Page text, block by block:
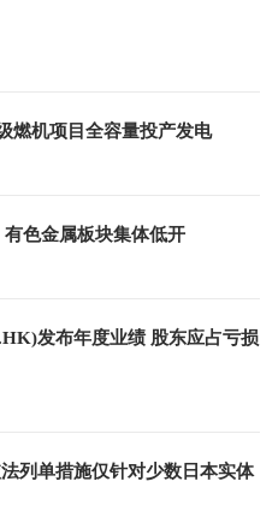
燃机项目全容量投产发电
色金属板块集体低开
发布年度业绩 股东应占亏损
列单措施仅针对少数日本实体